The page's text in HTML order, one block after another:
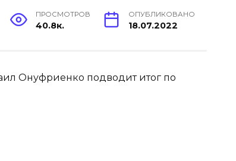
ПРОСМОТРОВ
40.8к.
ОПУБЛИКОВАНО
18.07.2022
Онуфриенко подводит итог по